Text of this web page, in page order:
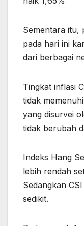
Sementara itu,
pada hari ini
dari berbagai
Tingkat inflasi
tidak
yang disurvei
tidak berubah
Indeks Hang
lebih rendah
Sedangkan
sedikit.